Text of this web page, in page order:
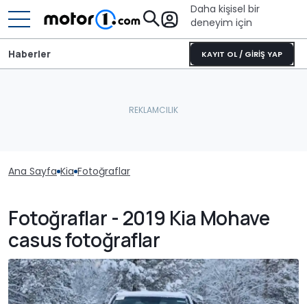
Daha kişisel bir
deneyim için
KAYIT OL / GİRİŞ YAP
Haberler
Ana Sayfa Kia Fotoğraflar
Fotoğraflar - 2019 Kia Mohave
casus fotoğraflar